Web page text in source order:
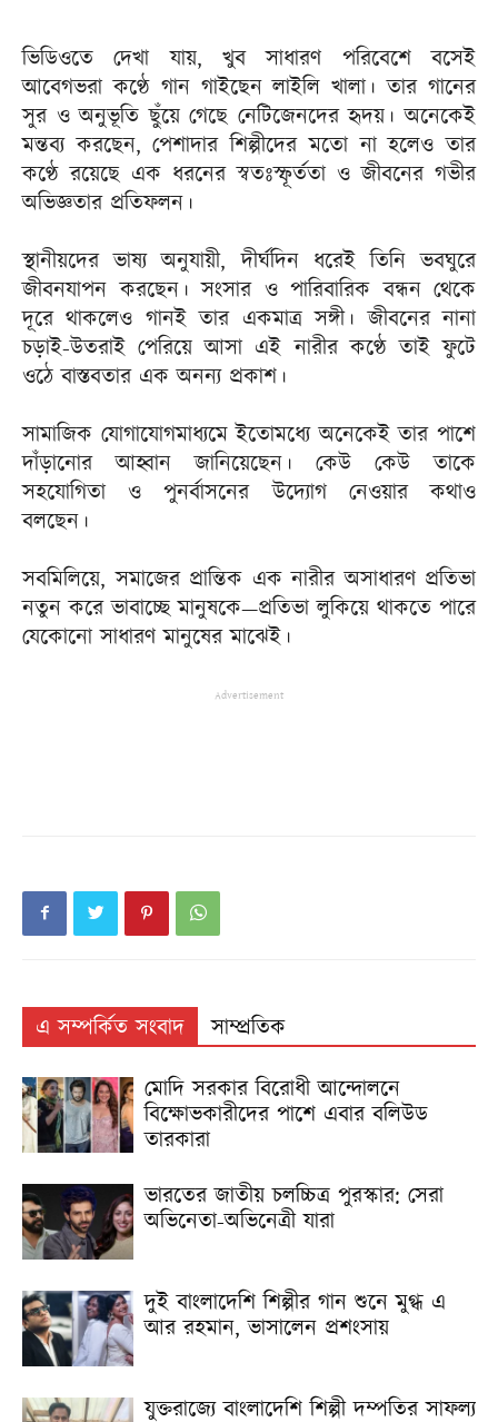
ভিডিওতে দেখা যায়, খুব সাধারণ পরিবেশে বসেই
আবেগভরা কণ্ঠে গান গাইছেন লাইলি খালা। তার গানের
সুর ও অনুভূতি ছুঁয়ে গেছে নেটিজেনদের হৃদয়। অনেকেই
মন্তব্য করছেন, পেশাদার শিল্পীদের মতো না হলেও তার
কণ্ঠে রয়েছে এক ধরনের স্বতঃস্ফূর্ততা ও জীবনের গভীর
অভিজ্ঞতার প্রতিফলন।
স্থানীয়দের ভাষ্য অনুযায়ী, দীর্ঘদিন ধরেই তিনি ভবঘুরে
জীবনযাপন করছেন। সংসার ও পারিবারিক বন্ধন থেকে
দূরে থাকলেও গানই তার একমাত্র সঙ্গী। জীবনের নানা
চড়াই-উতরাই পেরিয়ে আসা এই নারীর কণ্ঠে তাই ফুটে
ওঠে বাস্তবতার এক অনন্য প্রকাশ।
সামাজিক যোগাযোগমাধ্যমে ইতোমধ্যে অনেকেই তার পাশে
দাঁড়ানোর আহ্বান জানিয়েছেন। কেউ কেউ তাকে
সহযোগিতা ও পুনর্বাসনের উদ্যোগ নেওয়ার কথাও
বলছেন।
সবমিলিয়ে, সমাজের প্রান্তিক এক নারীর অসাধারণ প্রতিভা
নতুন করে ভাবাচ্ছে মানুষকে—প্রতিভা লুকিয়ে থাকতে পারে
যেকোনো সাধারণ মানুষের মাঝেই।
Advertisement
এ সম্পর্কিত সংবাদ
সাম্প্রতিক
মোদি সরকার বিরোধী আন্দোলনে
বিক্ষোভকারীদের পাশে এবার বলিউড
তারকারা
ভারতের জাতীয় চলচ্চিত্র পুরস্কার: সেরা
অভিনেতা-অভিনেত্রী যারা
দুই বাংলাদেশি শিল্পীর গান শুনে মুগ্ধ এ
আর রহমান, ভাসালেন প্রশংসায়
যুক্তরাজ্যে বাংলাদেশি শিল্পী দম্পতির সাফল্য